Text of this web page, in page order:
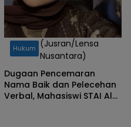
DS (Jusran/Lensa
Nusantara)
Hukum
Dugaan Pencemaran
Nama Baik dan Pelecehan
Verbal, Mahasiswi STAI Al-